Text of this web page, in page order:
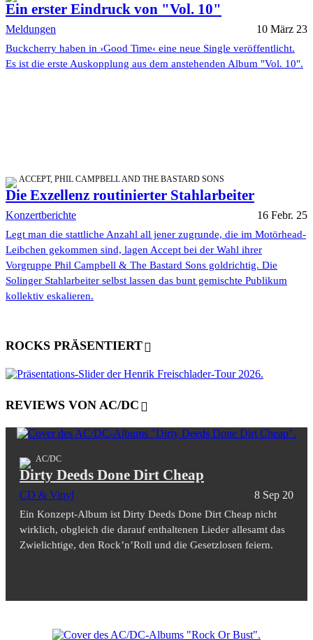
Ein erster Eindruck von "Vol. 10"
Meldungen 10 März 23
Buckcherry haben in ›Good Time‹ eine neue Single veröffentlicht.
Es ist die erste Auskopplung aus dem anstehenden Album "Vol. 10".
ACCEPT, PHIL CAMPBELL AND THE BASTARD SONS
Die Exzellenz routinierter Stahlarbeiter
Konzertberichte 16 Febr. 25
Legt man die stattliche Anzahl all jener zugrunde, die im Motörhead-
Leibchen gekommen sind, lagen Accept bei der Wahl ihrer
Vorgruppe Phil Campbell & The Bastard Sons goldrichtig. Die
Solinger Stahlarbeiter selbst lassen das bunt gemischte Publikum
kollektiv eskalieren.
ROCKS PRÄSENTIERT
REVIEWS VON AC/DC
AC/DC
Dirty Deeds Done Dirt Cheap
CD & Vinyl 8 Sep 20
Ein Konzept-Album ist Dirty Deeds Done Dirt Cheap nicht
wirklich, obgleich die darauf enthaltenen Lieder allesamt das
Zwielichtige, den Rock’n’Roll und die Gesetzlosen feiern.